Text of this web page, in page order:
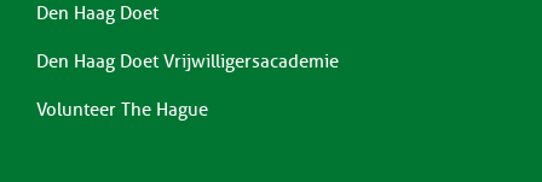
Den Haag Doet
Den Haag Doet Vrijwilligersacademie
Volunteer The Hague